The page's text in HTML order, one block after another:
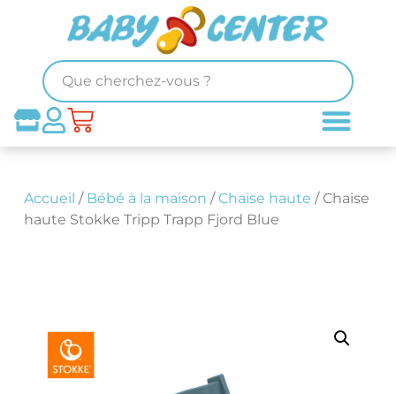
Accueil / Bébé à la maison /Chaise haute / Chaise
haute Stokke Tripp Trapp Fjord Blue